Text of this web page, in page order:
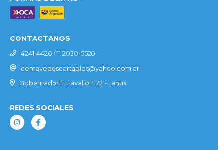
CONTACTANOS
4241-4420 / 11 2030-5520
cemavedescartables@yahoo.com.ar
Gobernador F. Lavallol 1172 - Lanus
REDES SOCIALES